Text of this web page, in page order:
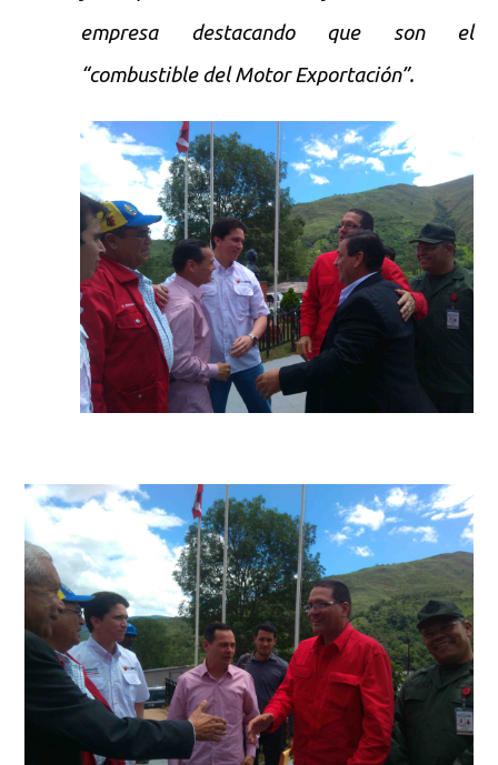
empresa destacando que son el
“combustible del Motor Exportación”.